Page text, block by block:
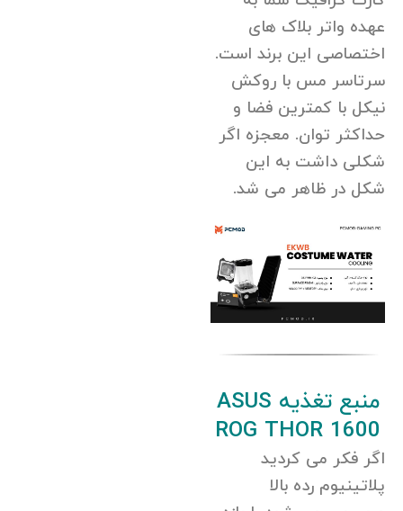
عهده واتر بلاک های
اختصاصی این برند است.
سرتاسر مس با روکش
نیکل با کمترین فضا و
حداکثر توان. معجزه اگر
شکلی داشت به این
شکل در ظاهر می شد.
منبع تغذیه ASUS
ROG THOR 1600
اگر فکر می کردید
پلاتینیوم رده بالا